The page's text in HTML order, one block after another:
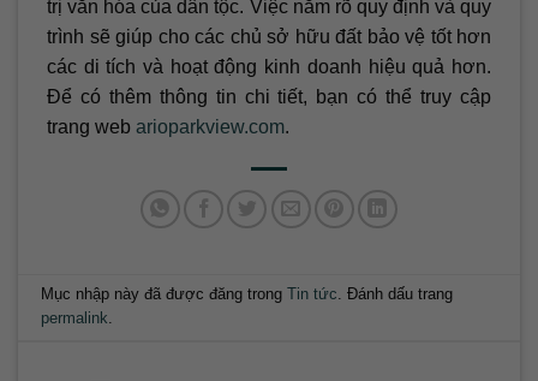
trị văn hóa của dân tộc. Việc nắm rõ quy định và quy
trình sẽ giúp cho các chủ sở hữu đất bảo vệ tốt hơn
các di tích và hoạt động kinh doanh hiệu quả hơn.
Để có thêm thông tin chi tiết, bạn có thể truy cập
trang web arioparkview.com.
Mục nhập này đã được đăng trongTin tức. Đánh dấu trang
permalink.